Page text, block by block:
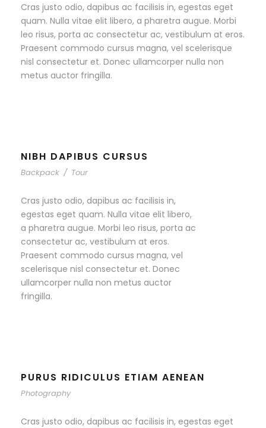
Cras justo odio, dapibus ac facilisis in, egestas eget
quam. Nulla vitae elit libero, a pharetra augue. Morbi
leo risus, porta ac consectetur ac, vestibulum at eros.
Praesent commodo cursus magna, vel scelerisque
nisl consectetur et. Donec ullamcorper nulla non
metus auctor fringilla.
NIBH DAPIBUS CURSUS
Backpack / Tour
Cras justo odio, dapibus ac facilisis in,
egestas eget quam. Nulla vitae elit libero,
a pharetra augue. Morbi leo risus, porta ac
consectetur ac, vestibulum at eros.
Praesent commodo cursus magna, vel
scelerisque nisl consectetur et. Donec
ullamcorper nulla non metus auctor
fringilla.
PURUS RIDICULUS ETIAM AENEAN
Photography
Cras justo odio, dapibus ac facilisis in, egestas eget